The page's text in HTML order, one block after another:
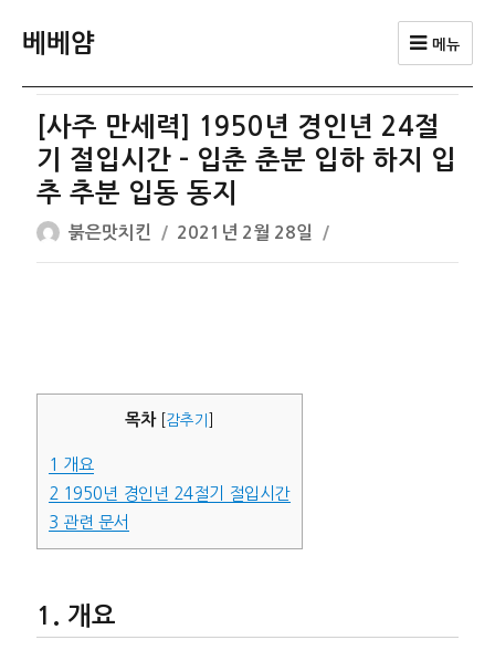
베베얌 메뉴
[사주 만세력] 1950년 경인년 24절
기 절입시간 – 입춘 춘분 입하 하지 입
추 추분 입동 동지
글
쓴
붉은맛치킨
작
성
2021년 2월 28일
목차 감추기
1 개요
2 1950년 경인년 24절기 절입시간
3 관련 문서
개요